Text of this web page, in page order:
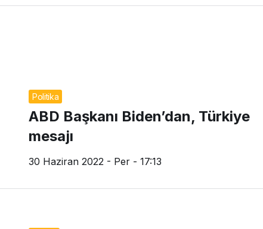
Politika
ABD Başkanı Biden’dan, Türkiye
mesajı
30 Haziran 2022 - Per - 17:13